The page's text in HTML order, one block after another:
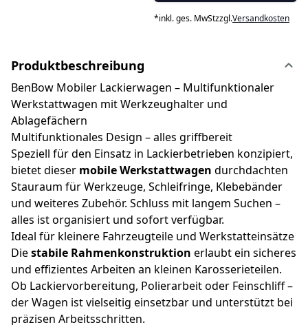
*inkl. ges. MwStzzgl.Versandkosten
Produktbeschreibung
BenBow Mobiler Lackierwagen – Multifunktionaler
Werkstattwagen mit Werkzeughalter und
Ablagefächern
Multifunktionales Design – alles griffbereit
Speziell für den Einsatz in Lackierbetrieben konzipiert,
bietet dieser mobile Werkstattwagen durchdachten
Stauraum für Werkzeuge, Schleifringe, Klebebänder
und weiteres Zubehör. Schluss mit langem Suchen –
alles ist organisiert und sofort verfügbar.
Ideal für kleinere Fahrzeugteile und Werkstatteinsätze
Diestabile Rahmenkonstruktion erlaubt ein sicheres
und effizientes Arbeiten an kleinen Karosserieteilen.
Ob Lackiervorbereitung, Polierarbeit oder Feinschliff –
der Wagen ist vielseitig einsetzbar und unterstützt bei
präzisen Arbeitsschritten.